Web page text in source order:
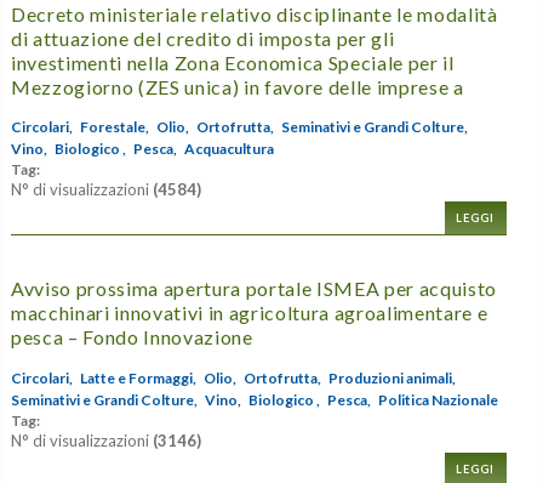
Decreto ministeriale relativo disciplinante le modalità
di attuazione del credito di imposta per gli
investimenti nella Zona Economica Speciale per il
Mezzogiorno (ZES unica) in favore delle imprese a
Circolari, Forestale, Olio, Ortofrutta, Seminativi e Grandi Colture,
Vino, Biologico , Pesca, Acquacultura
Tag:
N° di visualizzazioni (4584)
LEGGI
Avviso prossima apertura portale ISMEA per acquisto
macchinari innovativi in agricoltura agroalimentare e
pesca – Fondo Innovazione
Circolari, Latte e Formaggi, Olio, Ortofrutta,
Produzioni animali,
Seminativi e Grandi Colture, Vino, Biologico , Pesca,
Politica Nazionale
Tag:
N° di visualizzazioni (3146)
LEGGI